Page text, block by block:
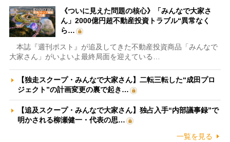
《ついに見えた問題の核心》「みんなで大家さ
ん」2000億円超不動産投資トラブル“異常なく
ら…
本誌『週刊ポスト』が追及してきた不動産投資商品「みんなで
大家さん」がいよいよ最終局面を迎えている…
【独走スクープ・みんなで大家さん】二転三転した“成田プロ
ジェクト”の計画変更の裏で起き…
【追及スクープ・みんなで大家さん】独占入手“内部議事録”で
明かされる柳瀬健一・代表の思…
一覧を見る